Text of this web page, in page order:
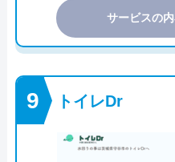
サービスの
トイレDr